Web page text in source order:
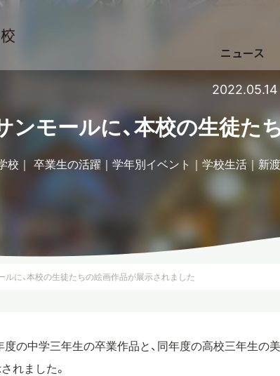
ニュース
2022.05.14
ンモールに、本校の生徒た
校 卒業生の活躍 学年別イベント 学校生活 新
ルに、本校の生徒たちの絵画作品が展示されました
度の中学三年生の卒業作品と、同年度の高校三年生の
れました。